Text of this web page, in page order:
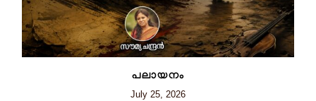
പലായനം
July 25, 2026